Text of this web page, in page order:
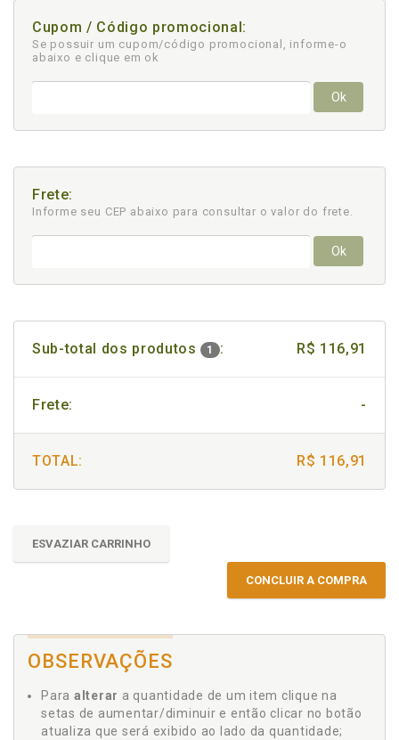
Cupom / Código promocional:
Se possuir um cupom/código promocional, informe-o
abaixo e clique em ok
Ok
Frete:
Informe seu CEP abaixo para consultar o valor do frete.
Ok
Sub-total dos produtos 1 : R$ 116,91
Frete: -
TOTAL: R$ 116,91
ESVAZIAR CARRINHO
CONCLUIR A COMPRA
OBSERVAÇÕES
Para alterar a quantidade de um item clique na
setas de aumentar/diminuir e então clicar no botão
atualiza que será exibido ao lado da quantidade;